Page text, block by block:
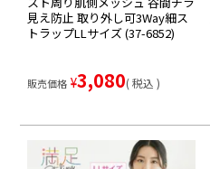
見え防止 取り外し可3Way細ス
トラップLLサイズ (37-6852)
販売価格 ¥3,080 税込